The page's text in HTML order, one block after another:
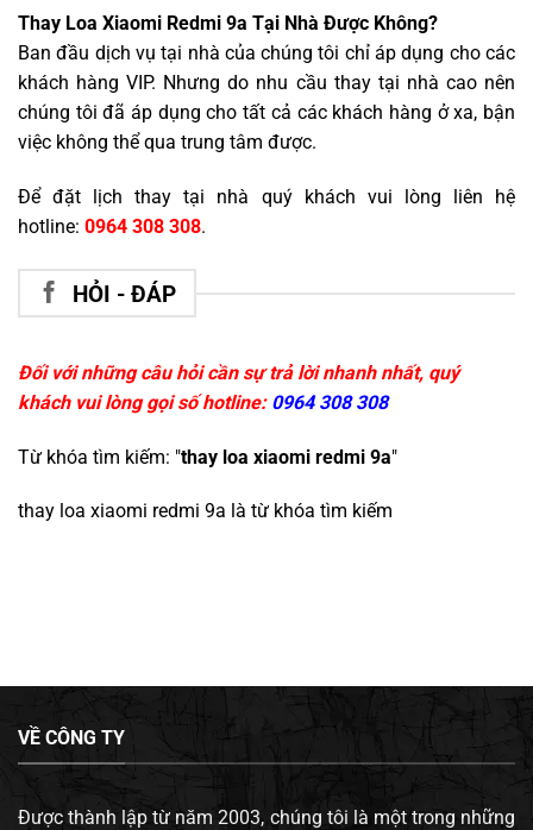
Thay Loa Xiaomi Redmi 9a Tại Nhà Được Không?
Ban đầu dịch vụ tại nhà của chúng tôi chỉ áp dụng cho các
khách hàng VIP. Nhưng do nhu cầu thay tại nhà cao nên
chúng tôi đã áp dụng cho tất cả các khách hàng ở xa, bận
việc không thể qua trung tâm được.
Để đặt lịch thay tại nhà quý khách vui lòng liên hệ
hotline: 0964 308 308.
HỎI - ĐÁP
Đối với những câu hỏi cần sự trả lời nhanh nhất, quý
khách vui lòng gọi số hotline: 0964 308 308
Từ khóa tìm kiếm: "thay loa xiaomi redmi 9a"
thay loa xiaomi redmi 9a là từ khóa tìm kiếm
VỀ CÔNG TY
Được thành lập từ năm 2003, chúng tôi là một trong những